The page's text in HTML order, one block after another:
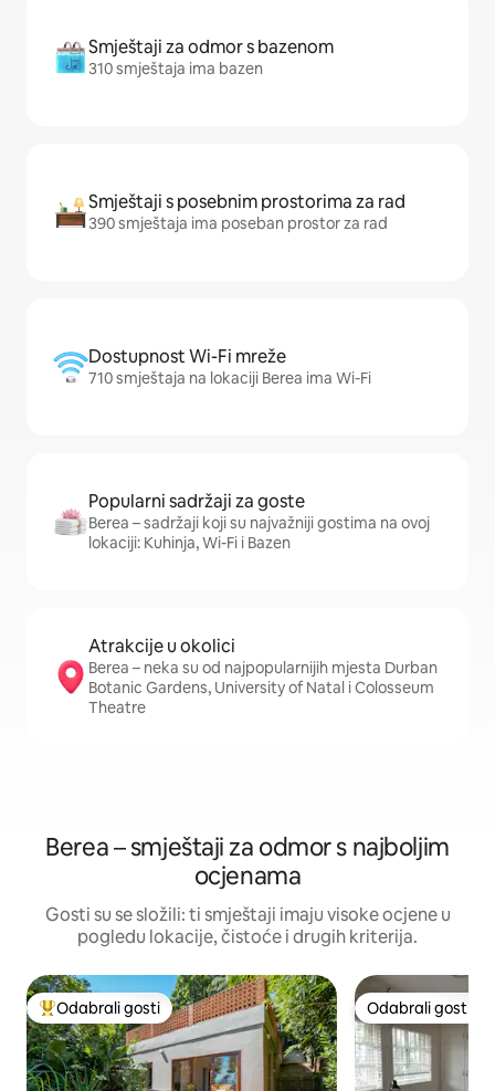
Smještaji za odmor s bazenom
310 smještaja ima bazen
Smještaji s posebnim prostorima za rad
390 smještaja ima poseban prostor za rad
Dostupnost Wi-Fi mreže
710 smještaja na lokaciji Berea ima Wi-Fi
Popularni sadržaji za goste
Berea – sadržaji koji su najvažniji gostima na ovoj
lokaciji: Kuhinja, Wi-Fi i Bazen
Atrakcije u okolici
Berea – neka su od najpopularnijih mjesta Durban
Botanic Gardens, University of Natal i Colosseum
Theatre
Berea – smještaji za odmor s najboljim
ocjenama
Gosti su se složili: ti smještaji imaju visoke ocjene u
pogledu lokacije, čistoće i drugih kriterija.
Među najviše rangiranima s oznakom „Odabrali gosti”
Odabrali gosti Odabrali gosti
Odabrali gosti